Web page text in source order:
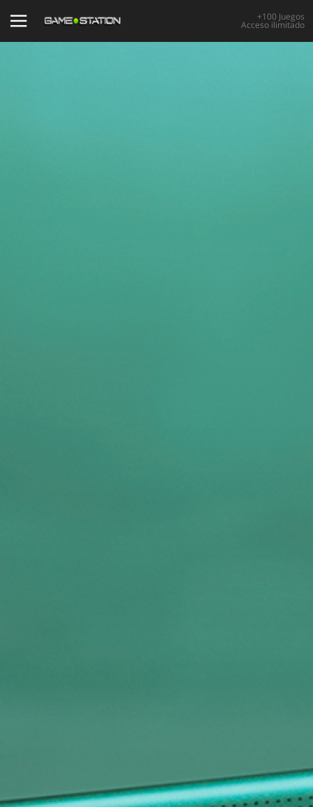
+100 Juegos
Acceso ilimitado